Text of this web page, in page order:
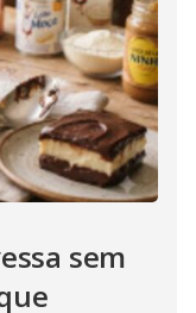
sem